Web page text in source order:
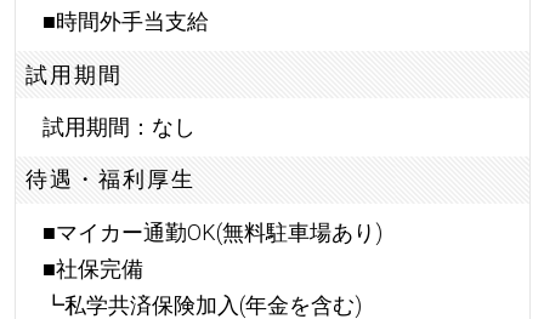
■時間外手当支給
試用期間
試用期間：なし
待遇・福利厚生
■マイカー通勤OK(無料駐車場あり)
■社保完備
┗私学共済保険加入(年金を含む)